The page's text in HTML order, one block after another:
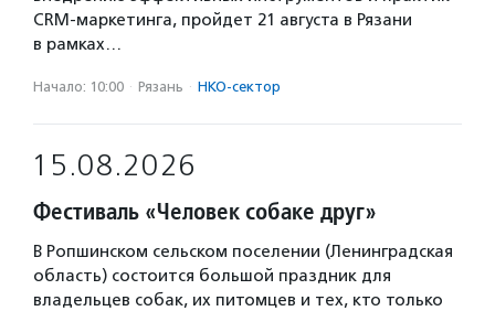
CRM-маркетинга, пройдет 21 августа в Рязани
в рамках…
Начало: 10:00 · Рязань · НКО-сектор
15.08.2026
Фестиваль «Человек собаке друг»
В Ропшинском сельском поселении (Ленинградская
область) состоится большой праздник для
владельцев собак, их питомцев и тех, кто только